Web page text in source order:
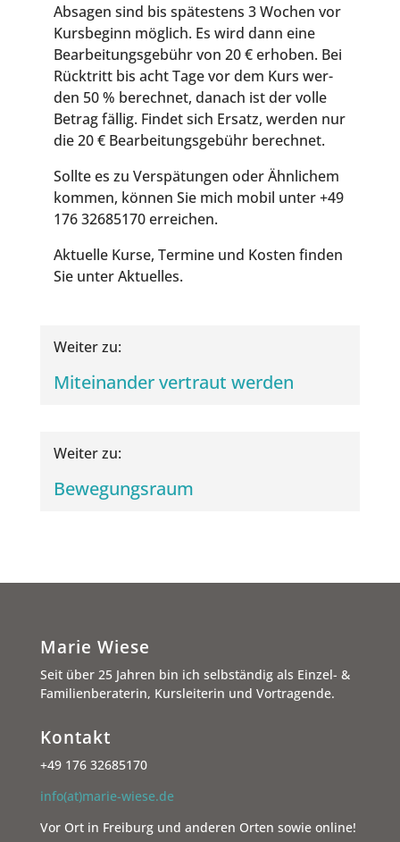
Absa­gen sind bis spä­tes­tens 3 Wochen vor
Kurs­be­ginn mög­lich. Es wird dann eine
Bear­bei­tungs­ge­bühr von 20 € erho­ben. Bei
Rück­tritt bis acht Tage vor dem Kurs wer­
den 50 % berech­net, danach ist der vol­le
Betrag fäl­lig. Fin­det sich Ersatz, wer­den nur
die 20 € Bear­bei­tungs­ge­bühr berechnet.
Soll­te es zu Ver­spä­tun­gen oder Ähn­li­chem
kom­men, kön­nen Sie mich mobil unter +49
176 32685170 erreichen.
Aktu­el­le Kur­se, Ter­mi­ne und Kos­ten fin­den
Sie unter Aktuelles.
Wei­ter zu:
Mit­ein­an­der ver­traut werden
Wei­ter zu:
Bewe­gungs­raum
Marie Wiese
Seit über 25 Jahren bin ich selbständig als Einzel- &
Familienberaterin, Kursleiterin und Vortragende.
Kontakt
+49 176 32685170
info(at)marie-wiese.de
Vor Ort in Freiburg und anderen Orten sowie online!